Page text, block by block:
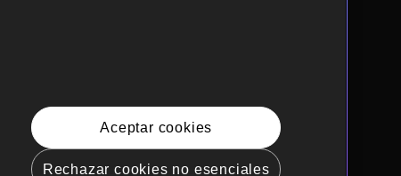
Aceptar cookies
Rechazar cookies no esenciales